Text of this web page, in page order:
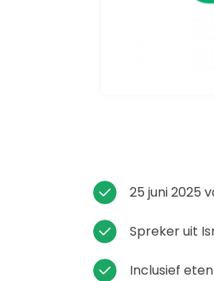
25 juni 2025
Spreker uit
Inclusief